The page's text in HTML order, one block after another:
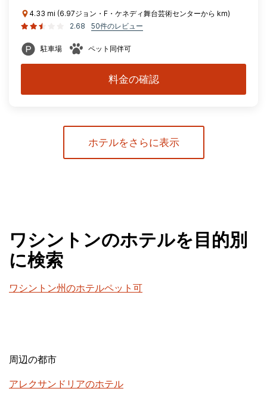
4.33 mi (6.97ジョン・F・ケネディ舞台芸術センターから km)
2.68
50件のレビュー
駐車場 ペット同伴可
料金の確認
ホテルをさらに表示
ワシントンのホテルを目的別
に検索
ワシントン州のホテルペット可
周辺の都市
アレクサンドリアのホテル